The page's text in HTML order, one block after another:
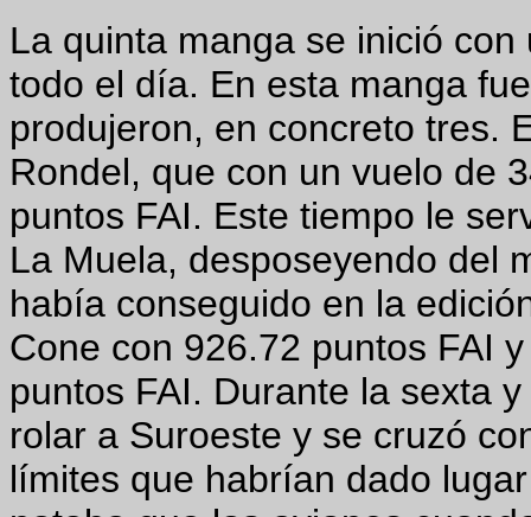
La quinta manga se inició
todo el día. En esta manga
produjeron, en concreto tres.
Rondel, que con un vuelo de
puntos FAI. Este tiempo le
La Muela, desposeyendo del
había conseguido en la
Cone con 926.72 puntos FAI
puntos FAI. Durante la sexta
rolar a Suroeste y se cruzó
límites que habrían dado